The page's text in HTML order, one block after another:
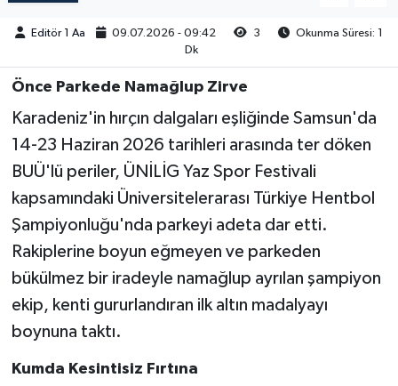
Editör 1 Aa 09.07.2026 - 09:42 3
Okunma Süresi: 1
Dk
Önce Parkede Namağlup Zirve
Karadeniz'in hırçın dalgaları eşliğinde Samsun'da
14-23 Haziran 2026 tarihleri arasında ter döken
BUÜ'lü periler, ÜNİLİG Yaz Spor Festivali
kapsamındaki Üniversitelerarası Türkiye Hentbol
Şampiyonluğu'nda parkeyi adeta dar etti.
Rakiplerine boyun eğmeyen ve parkeden
bükülmez bir iradeyle namağlup ayrılan şampiyon
ekip, kenti gururlandıran ilk altın madalyayı
boynuna taktı.
Kumda Kesintisiz Fırtına